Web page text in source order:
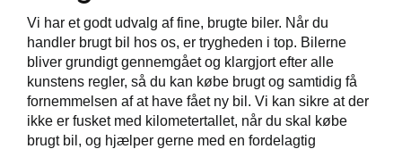
Vi har et godt udvalg af fine, brugte biler. Når du
handler brugt bil hos os, er trygheden i top. Bilerne
bliver grundigt gennemgået og klargjort efter alle
kunstens regler, så du kan købe brugt og samtidig få
fornemmelsen af at have fået ny bil. Vi kan sikre at der
ikke er fusket med kilometertallet, når du skal købe
brugt bil, og hjælper gerne med en fordelagtig